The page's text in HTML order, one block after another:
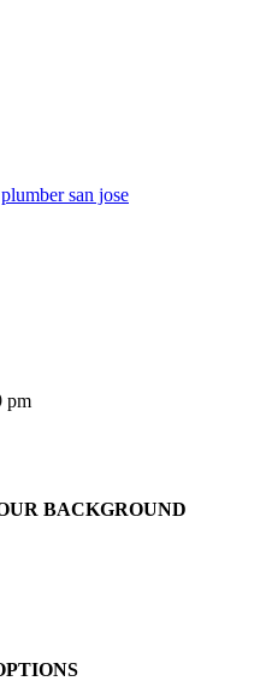
plumber san jose
pm
BACKGROUND